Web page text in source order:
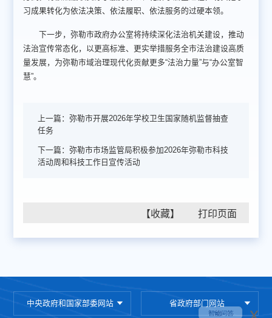
习成果转化为依法决策、依法履职、依法服务的过硬本领。
下一步，弥勒市政府办公室将持续深化法治机关建设，推动
法治宣传常态化，以更高标准、更实举措服务全市法治建设高质
量发展，为弥勒市域治理现代化贡献更多“法治力量”与“办公室智
慧”。
上一篇：弥勒市开展2026年学校卫生国家随机监督抽查
任务
下一篇：弥勒市市场监管局积极参加2026年弥勒市科技
活动周和科技工作日宣传活动
【收藏】
中央政府和国家部委网站 省政府部门网站